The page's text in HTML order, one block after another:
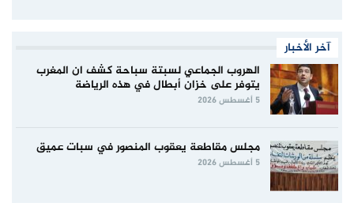
آخر الأخبار
الهروب الجماعي لسبتة سباحة كشف ان المغرب
يتوفر على خزان أبطال في هذه الرياضة
5 أغسطس 2026
مجلس مقاطعة يعقوب المنصور في سبات عميق
5 أغسطس 2026